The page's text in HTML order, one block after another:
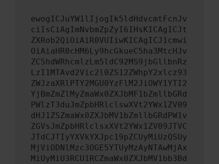
ewogICJuYW1lIjogIk5ldHdvcmtFcnJv
ciIsCiAgImNvbmZpZyI6IHsKICAgICJt
ZXRob2QiOiAiR0VUIiwKICAgICJ1cmwi
OiAiaHR0cHM6Ly9hcGkueC5ha3MtcHJv
ZC5hdWRhcmlzLm5ldC92MS9jbGllbnRz
LzI1MTAvd2Vic2l0ZS12ZWhpY2xlcz93
ZWJzaXRlPTY2MGU0YzFlM2JiOWY1YTI2
YjBmZmZlMyZmaWx0ZXJbMF1bZmllbGRd
PWlzT3duJmZpbHRlclswXVt2YWx1ZV09
dHJ1ZSZmaWx0ZXJbMV1bZmllbGRdPW1v
ZGVsJmZpbHRlclsxXVt2YWx1ZV09JTVC
JTdCJTIyYXVkYXJpc19pZCUyMiUzQSUy
MjViODNlMzc3OGE5YTUyMzAyNTAwMjAx
MiUyMiU3RCU1RCZmaWx0ZXJbMV1bb3Bd